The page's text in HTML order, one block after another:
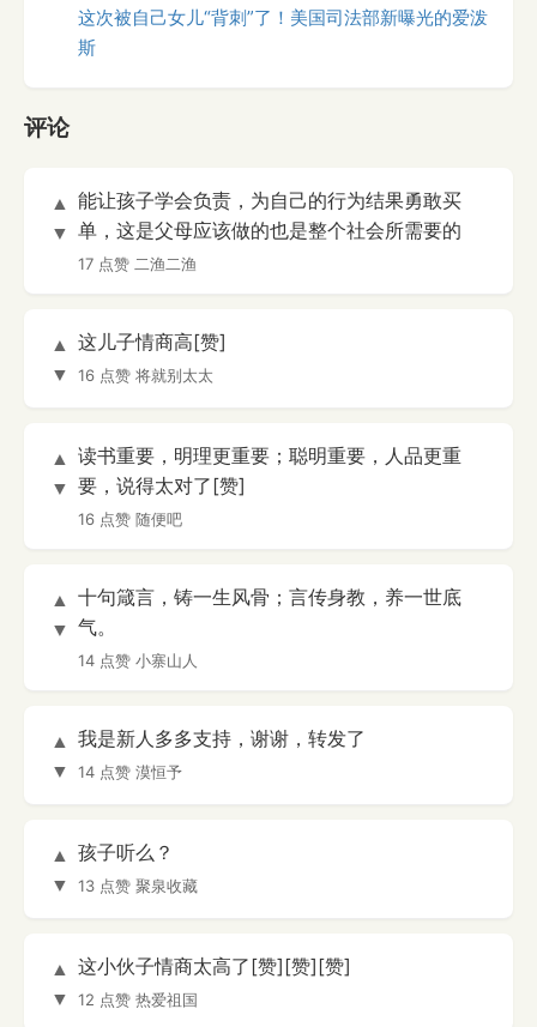
这次被自己女儿“背刺”了！美国司法部新曝光的爱泼
斯
评论
▲
▼
能让孩子学会负责，为自己的行为结果勇敢买
单，这是父母应该做的也是整个社会所需要的
17 点赞 二渔二渔
▲
▼
这儿子情商高[赞]
16 点赞 将就别太太
▲
▼
读书重要，明理更重要；聪明重要，人品更重
要，说得太对了[赞]
16 点赞 随便吧
▲
▼
十句箴言，铸一生风骨；言传身教，养一世底
气。
14 点赞 小寨山人
▲
▼
我是新人多多支持，谢谢，转发了
14 点赞 漠恒予
▲
▼
孩子听么？
13 点赞 聚泉收藏
▲
▼
这小伙子情商太高了[赞][赞][赞]
12 点赞 热爱祖国